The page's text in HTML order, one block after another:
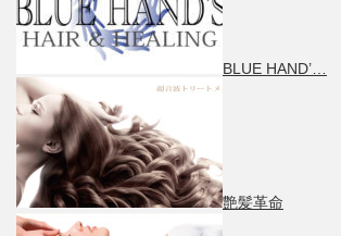
BLUE HAND’…
艶髪革命